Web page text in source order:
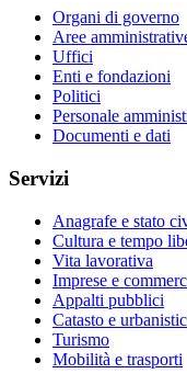
Organi di governo
Aree
Uffici
Enti e fondazioni
Politici
Personale
Documenti e dati
Servizi
Anagrafe e stato
Cultura e tempo
Vita lavorativa
Imprese e
Appalti pubblici
Catasto e
Turismo
Mobilità e trasporti